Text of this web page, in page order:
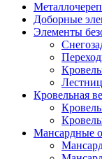
Доборные
Элементы
Кровельная
Мансардные